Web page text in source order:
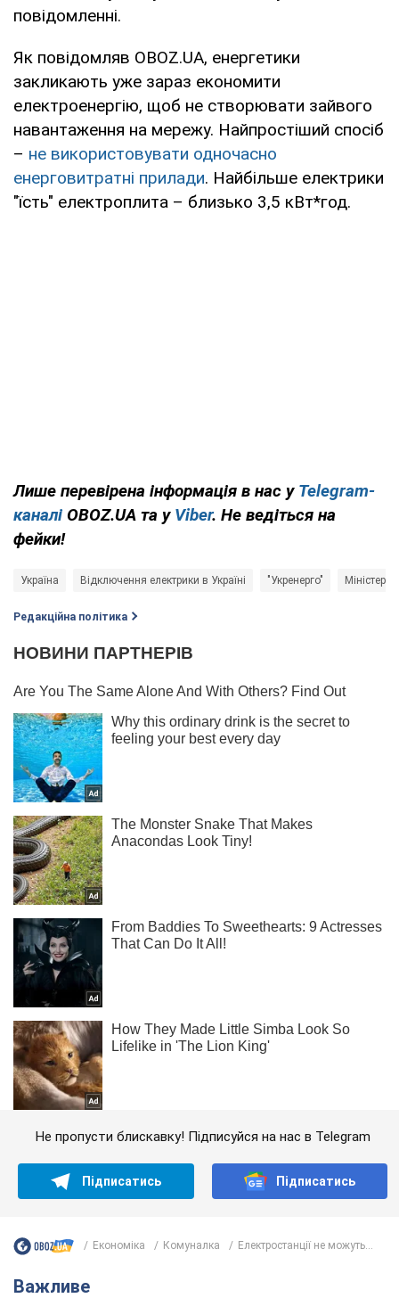
повідомленні.
Як повідомляв OBOZ.UA, енергетики
закликають уже зараз економити
електроенергію, щоб не створювати зайвого
навантаження на мережу. Найпростіший спосіб
– не використовувати одночасно
енерговитратні прилади. Найбільше електрики
"їсть" електроплита – близько 3,5 кВт*год.
Лише перевірена інформація в нас у Telegram-
каналі OBOZ.UA та у Viber. Не ведіться на
фейки!
Україна Відключення електрики в Україні "Укренерго"
Редакційна політика
Не пропусти блискавку! Підписуйся на нас в Telegram
Підписатись Підписатись
Економіка Комуналка Електростанції не можуть...
Важливе